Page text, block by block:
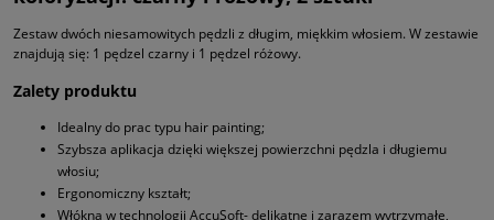
Zestaw dwóch niesamowitych pędzli z długim, miękkim włosiem. W zestawie
znajdują się: 1 pędzel czarny i 1 pędzel różowy.
Zalety produktu
Idealny do prac typu hair painting;
Szybsza aplikacja dzięki większej powierzchni pędzla i długiemu
włosiu;
Ergonomiczny kształt;
Włókna w technologii AccuSoft- delikatne i zarazem wytrzymałe,